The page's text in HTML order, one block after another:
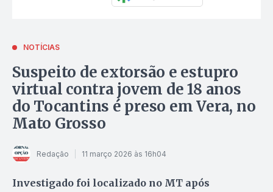
NOTÍCIAS
Suspeito de extorsão e estupro
virtual contra jovem de 18 anos
do Tocantins é preso em Vera, no
Mato Grosso
Redação 11 março 2026 às 16h04
Investigado foi localizado no MT após